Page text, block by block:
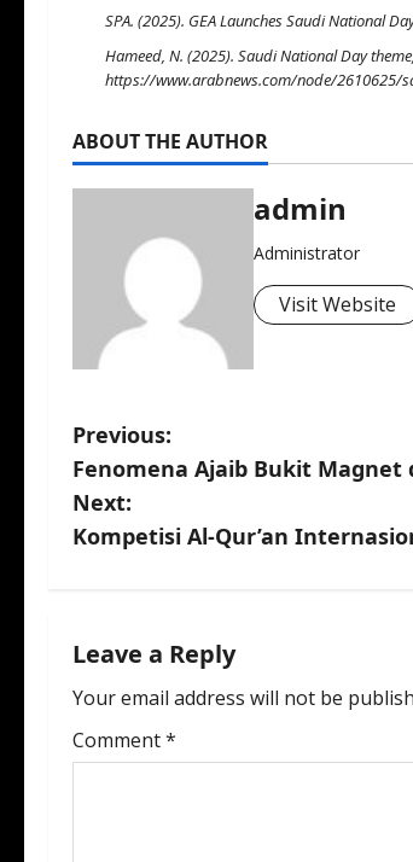
SPA. (2025). GEA Launches Saudi National
Hameed, N. (2025). Saudi National Day
https://www.arabnews.com/node/2610625/
ABOUT THE AUTHOR
admin
Administrator
Visit Website
P
o
s
n
a
v
Previous:
Fenomena Ajaib Bukit
Next:
Kompetisi Al-Qur’an
Leave a Reply
Your email address will not be
Comment*